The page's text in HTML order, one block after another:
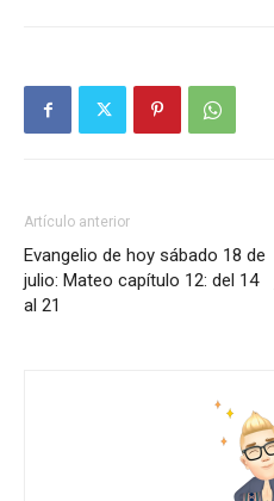
Artículo anterior
Evangelio de hoy sábado 18 de
julio: Mateo capítulo 12: del 14
al 21